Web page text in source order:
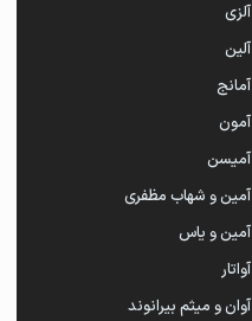
آلزی
آلین
آمانج
آمون
آمیسن
آمین و شهاب مظفری
آمین و یاس
آواتار
آوان و میثم بیرانوند